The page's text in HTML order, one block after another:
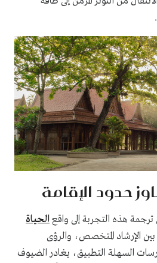
حدود الإقامة
هذه التجربة إلى واقعالحياة
الإرشاد المتخصص، والرؤى
السهلة التطبيق، يغادر الضيوف